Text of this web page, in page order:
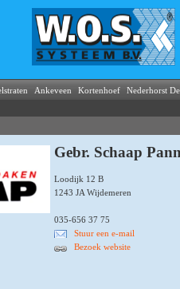
Ankeveen Kortenhoef
Nederhorst
Gebr. Schaap
Loodijk 12 B
1243 JA Wijdemeren
035-656 37 75
Stuur een e-mail
Bezoek website